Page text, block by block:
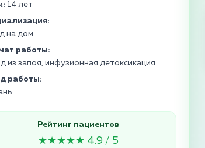
14 лет
на дом
работы:
из запоя, инфузионная детоксикация
работы:
Рейтинг пациентов
★★★★★ 4.9 / 5